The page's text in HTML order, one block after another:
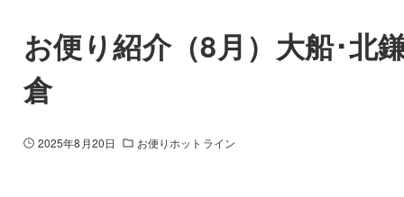
お便り紹介（8月）大船･北
倉
2025年8月20日 お便りホットライン